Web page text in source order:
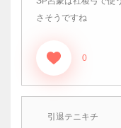
さそうですね
0
引退テニキチ